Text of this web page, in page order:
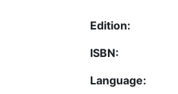
Edition:
ISBN:
Language: